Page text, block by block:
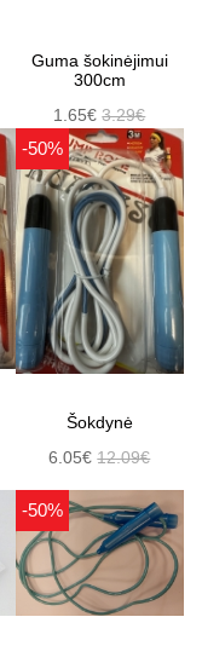
Guma šokinėjimui
300cm
1.65€3.29€
-50%
Šokdynė
6.05€12.09€
-50%